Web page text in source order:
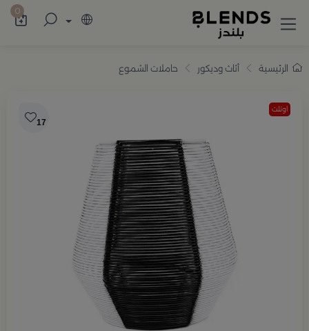
تسوّق من بلندز تشكيلة تضم ترامس القهوة 0
الرئيسية أثاث وديكور حاملات الشموع
اوتلت
17